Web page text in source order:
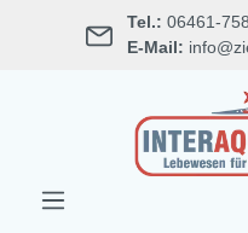
springen Tel.: 06461-
E-Mail: